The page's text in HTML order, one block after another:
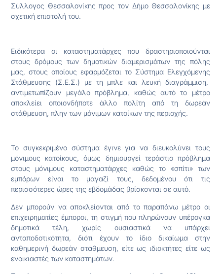
Σύλλογος Θεσσαλονίκης προς τον Δήμο Θεσσαλονίκης με
σχετική επιστολή του.
Ειδικότερα οι καταστηματάρχες που δραστηριοποιούνται
στους δρόμους των δημοτικών διαμερισμάτων της πόλης
μας, στους οποίους εφαρμόζεται το Σύστημα Ελεγχόμενης
Στάθμευσης (Σ.Ε.Σ.) με τη μπλε και λευκή διαγράμμιση,
αντιμετωπίζουν μεγάλο πρόβλημα, καθώς αυτό το μέτρο
αποκλείει οποιονδήποτε άλλο πολίτη από τη δωρεάν
στάθμευση, πλην των μόνιμων κατοίκων της περιοχής.
Το συγκεκριμένο σύστημα έγινε για να διευκολύνει τους
μόνιμους κατοίκους, όμως δημιουργεί τεράστιο πρόβλημα
στους μόνιμους καταστηματάρχες καθώς το «σπίτι» των
εμπόρων είναι το μαγαζί τους, δεδομένου ότι τις
περισσότερες ώρες της εβδομάδας βρίσκονται σε αυτό.
Δεν μπορούν να αποκλείονται από το παραπάνω μέτρο οι
επιχειρηματίες έμποροι, τη στιγμή που πληρώνουν υπέρογκα
δημοτικά τέλη, χωρίς ουσιαστικά να υπάρχει
ανταποδοτικότητα, διότι έχουν το ίδιο δικαίωμα στην
καθημερινή δωρεάν στάθμευση, είτε ως ιδιοκτήτες είτε ως
ενοικιαστές των καταστημάτων.